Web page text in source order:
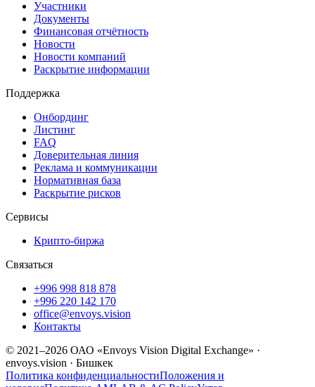
Участники
Документы
Финансовая отчётность
Новости
Новости компаний
Раскрытие информации
Поддержка
Онбординг
Листинг
FAQ
Доверительная линия
Реклама и коммуникации
Нормативная база
Раскрытие рисков
Сервисы
Крипто-биржа
Связаться
+996 998 818 878
+996 220 142 170
office@envoys.vision
Контакты
© 2021–2026 ОАО «Envoys Vision Digital Exchange» ·
envoys.vision · Бишкек
Политика конфиденциальностиПоложения и